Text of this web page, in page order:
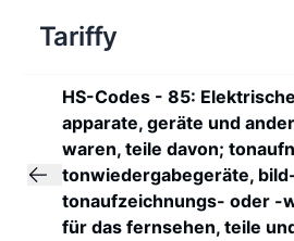
Tariffy
HS-Codes - 85:
apparate, geräte und
waren, teile davon;
tonwiedergabegeräte,
tonaufzeichnungs- oder -
für das fernsehen, teile